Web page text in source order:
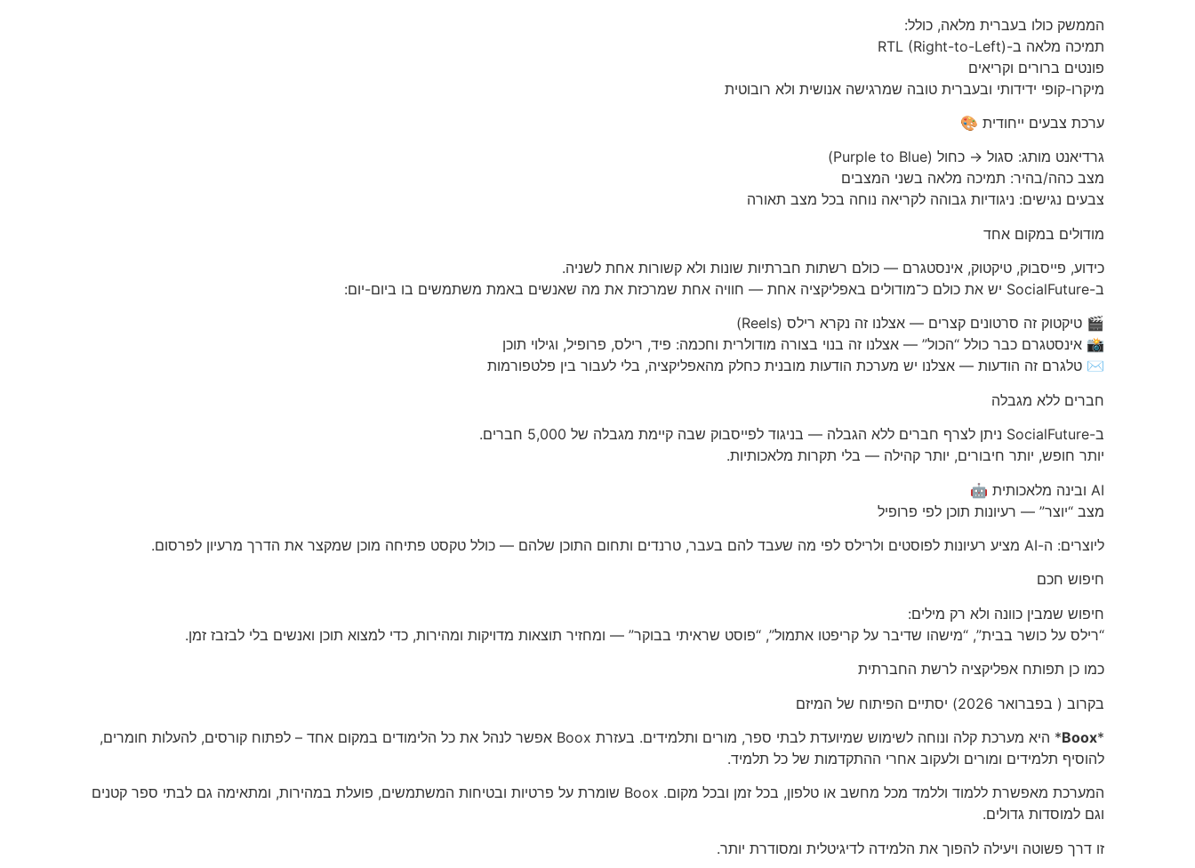
הממשק כולו בעברית מלאה, כולל:
תמיכה מלאה ב-RTL (Right-to-Left)
פונטים ברורים וקריאים
מיקרו-קופי ידידותי ובעברית טובה שמרגישה אנושית ולא רובוטית
ערכת צבעים ייחודית 🎨
גרדיאנט מותג: סגול → כחול (Purple to Blue)
מצב כהה/בהיר: תמיכה מלאה בשני המצבים
צבעים נגישים: ניגודיות גבוהה לקריאה נוחה בכל מצב תאורה
מודולים במקום אחד
כידוע, פייסבוק, טיקטוק, אינסטגרם — כולם רשתות חברתיות שונות ולא קשורות אחת לשניה.
ב-SocialFuture יש את כולם כ־מודולים באפליקציה אחת — חוויה אחת שמרכזת את מה שאנשים באמת משתמשים בו ביום-יום:
🎬 טיקטוק זה סרטונים קצרים — אצלנו זה נקרא רילס (Reels)
📸 אינסטגרם כבר כולל “הכול” — אצלנו זה בנוי בצורה מודולרית וחכמה: פיד, רילס, פרופיל, וגילוי תוכן
✉️ טלגרם זה הודעות — אצלנו יש מערכת הודעות מובנית כחלק מהאפליקציה, בלי לעבור בין פלטפורמות
חברים ללא מגבלה
ב-SocialFuture ניתן לצרף חברים ללא הגבלה — בניגוד לפייסבוק שבה קיימת מגבלה של 5,000 חברים.
יותר חופש, יותר חיבורים, יותר קהילה — בלי תקרות מלאכותיות.
AI ובינה מלאכותית 🤖
מצב “יוצר” — רעיונות תוכן לפי פרופיל
ליוצרים: ה-AI מציע רעיונות לפוסטים ולרילס לפי מה שעבד להם בעבר, טרנדים ותחום התוכן שלהם — כולל טקסט פתיחה מוכן שמקצר את הדרך מרעיון לפרסום.
חיפוש חכם
חיפוש שמבין כוונה ולא רק מילים:
“רילס על כושר בבית”, “מישהו שדיבר על קריפטו אתמול”, “פוסט שראיתי בבוקר” — ומחזיר תוצאות מדויקות ומהירות, כדי למצוא תוכן ואנשים בלי לבזבז זמן.
כמו כן תפותח אפליקציה לרשת החברתית
בקרוב ( בפברואר 2026) יסתיים הפיתוח של המיזם
*
Boox
* היא מערכת קלה ונוחה לשימוש שמיועדת לבתי ספר, מורים ותלמידים. בעזרת Boox אפשר לנהל את כל הלימודים במקום אחד – לפתוח קורסים, להעלות חומרים,
להוסיף תלמידים ומורים ולעקוב אחרי ההתקדמות של כל תלמיד.
המערכת מאפשרת ללמוד וללמד מכל מחשב או טלפון, בכל זמן ובכל מקום. Boox שומרת על פרטיות ובטיחות המשתמשים, פועלת במהירות, ומתאימה גם לבתי ספר קטנים
וגם למוסדות גדולים.
זו דרך פשוטה ויעילה להפוך את הלמידה לדיגיטלית ומסודרת יותר.